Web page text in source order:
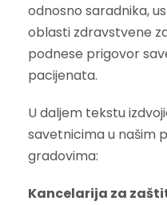
odnosno saradnika,
oblasti zdravstvene
podnese prigovor
pacijenata.
U daljem tekstu
savetnicima u našim
gradovima:
Kancelarija za